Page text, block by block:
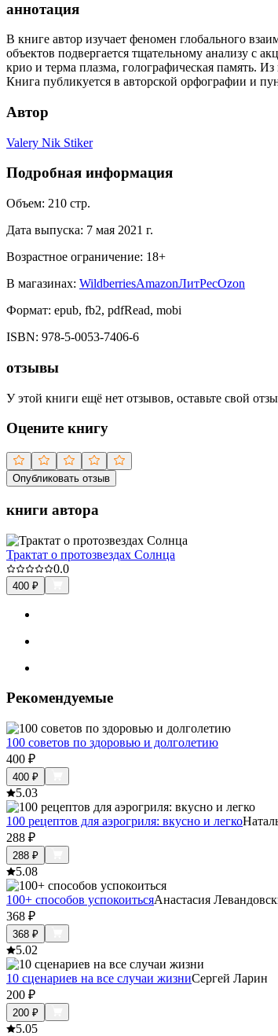
аннотация
В книге автор изучает феномен глобального
объектов подвергается тщательному анализу с
крио и терма плазма, голографическая память.
Книга публикуется в авторской орфографии и
Автор
Valery Nik Stiker
Подробная информация
Объем: 210 стр.
Дата выпуска: 7 мая 2021 г.
Возрастное ограничение: 18+
В магазинах: WildberriesAmazonЛитРесOzon
Формат: epub, fb2, pdfRead, mobi
ISBN: 978-5-0053-7406-6
отзывы
У этой книги ещё нет отзывов, оставьте свой
Оцените книгу
Опубликовать отзыв
книги автора
Трактат о протозвездах Солнца
0.0
400 ₽
Рекомендуемые
100 советов по здоровью и долголетию
400 ₽
400 ₽
5.03
100 рецептов для аэрогриля: вкусно и легко
288 ₽
288 ₽
5.08
100+ способов успокоитьсяАнастасия
368 ₽
368 ₽
5.02
10 сценариев на все случаи жизниСергей Ларин
200 ₽
200 ₽
5.05